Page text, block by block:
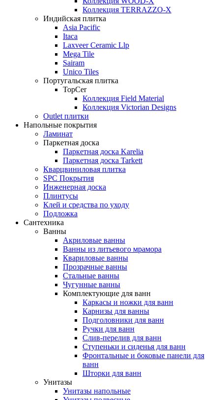
Коллекция ТЕRRАZZO-X
Индийская плитка
Asia Pacific
Itaca
Laxveer Ceramic Llp
Mega Tile
Sairam
Unico Tiles
Португальская плитка
TopCer
Коллекция Field Material
Коллекция Victorian Designs
Outlet плитки
Напольные покрытия
Ламинат
Паркетная доска
Паркетная доска Karelia
Паркетная доска Tarkett
Кварцвиниловая плитка
SPC Покрытия
Инженерная доска
Плинтусы
Клей и средства по уходу
Подложка
Сантехника
Ванны
Акриловые ванны
Ванны из литьевого мрамора
Квариловые ванны
Прозрачные ванны
Стальные ванны
Чугунные ванны
Комплектующие для ванн
Каркасы и ножки для ванн
Карнизы для ванны
Подголовники для ванн
Ручки для ванн
Слив-перелив для ванн
Ступеньки и сиденья для ванн
Фронтальные и боковые панели для
ванн
Шторки для ванн
Унитазы
Унитазы напольные